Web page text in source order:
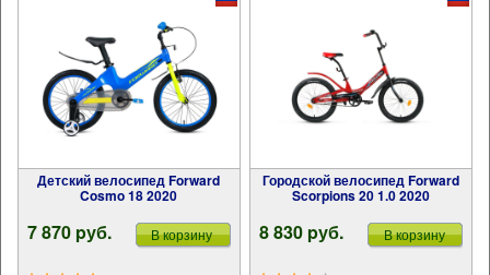
Детский велосипед Forward
Cosmo 18 2020
7 870 pуб. В корзину
Городской велосипед Forward
Scorpions 20 1.0 2020
8 830 pуб. В корзину